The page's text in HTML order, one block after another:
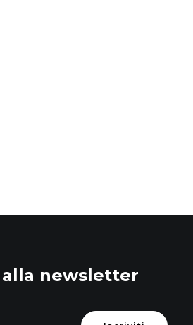
newsletter